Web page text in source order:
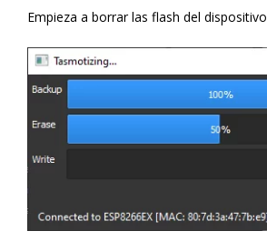
Empieza a borrar las flash del dispositivo